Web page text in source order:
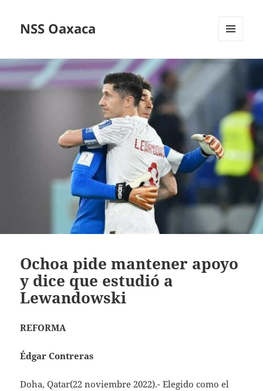
NSS Oaxaca
WIDGETS
Ochoa pide mantener apoyo
y dice que estudió a
Lewandowski
REFORMA
Édgar Contreras
Doha, Qatar(22 noviembre 2022).- Elegido como el